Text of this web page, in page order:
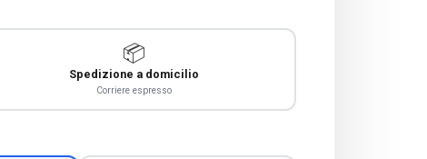
📦
Spedizione a domicilio
Corriere espresso